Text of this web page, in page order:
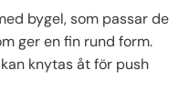
bygel, som passar de
ger en fin rund form.
knytas åt för push